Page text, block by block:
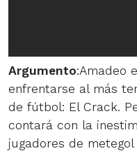
Argumento:Amadeo
enfrentarse al más
de fútbol: El Crack.
contará con la
jugadores de